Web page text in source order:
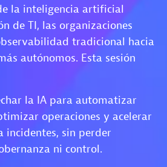
la inteligencia artificial
de TI, las organizaciones
tradicional hacia
autónomos. Esta sesión
la IA para automatizar
operaciones y acelerar
incidentes, sin perder
ni control.